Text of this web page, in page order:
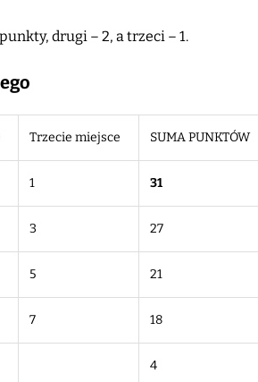
drugi – 2, a trzeci – 1.
Trzecie miejsce SUMA PUNKTÓW
1 31
3 27
5 21
7 18
4